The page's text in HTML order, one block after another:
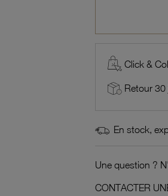
Click &
Retour 30
En stock,
Une question ?
CONTACTER